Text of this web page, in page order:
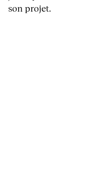
son projet.